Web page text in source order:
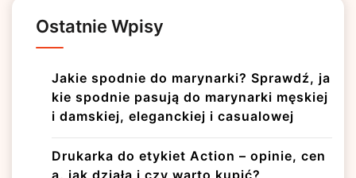
Ostatnie Wpisy
Jakie spodnie do marynarki? Sprawdź, ja
kie spodnie pasują do marynarki męskiej
i damskiej, eleganckiej i casualowej
Drukarka do etykiet Action – opinie, cen
a, jak działa i czy warto kupić?